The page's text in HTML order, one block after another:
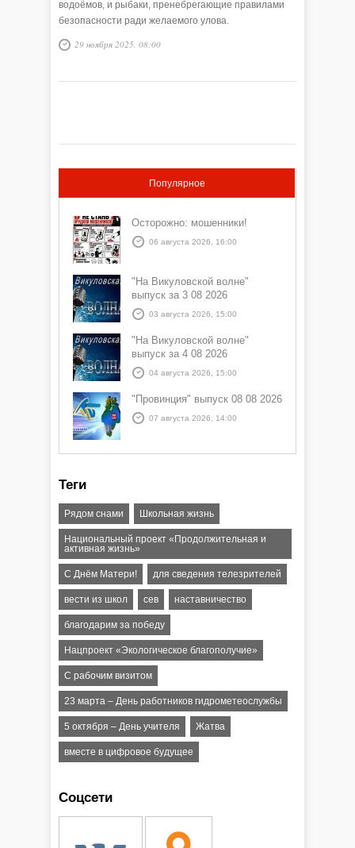
водоёмов, и рыбаки, пренебрегающие правилами
безопасности ради желаемого улова.
29 ноября 2025, 08:00
Популярное
Осторожно: мошенники!
06 августа 2026, 16:00
"На Викуловской волне"
выпуск за 3 08 2026
03 августа 2026, 15:00
"На Викуловской волне"
выпуск за 4 08 2026
04 августа 2026, 15:00
"Провинция" выпуск 08 08 2026
07 августа 2026, 14:00
Теги
Рядом снами Школьная жизнь
Национальный проект «Продолжительная и
активная жизнь»
С Днём Матери! для сведения телезрителей
вести из школ сев наставничество
благодарим за победу
Нацпроект «Экологическое благополучие»
C рабочим визитом
23 марта – День работников гидрометеослужбы
5 октября – День учителя Жатва
вместе в цифровое будущее
Соцсети